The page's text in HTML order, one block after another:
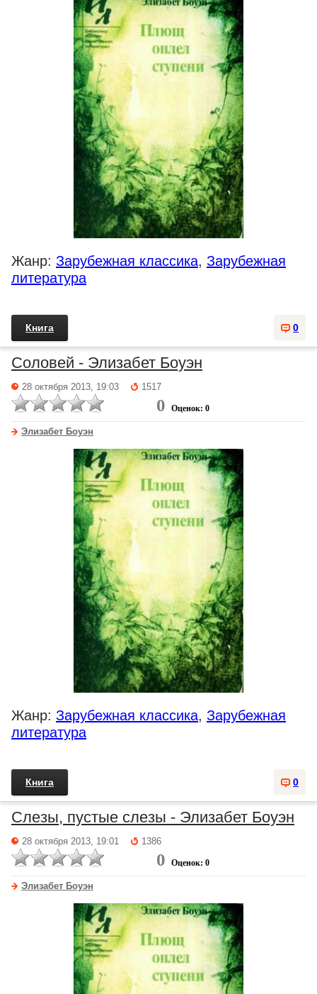
Жанр: Зарубежная классика, Зарубежная
литература
0
Книга
Соловей - Элизабет Боуэн
28 октября 2013, 19:03 1517
0 Оценок: 0
Элизабет Боуэн
Жанр: Зарубежная классика, Зарубежная
литература
0
Книга
Слезы, пустые слезы - Элизабет Боуэн
28 октября 2013, 19:01 1386
0 Оценок: 0
Элизабет Боуэн